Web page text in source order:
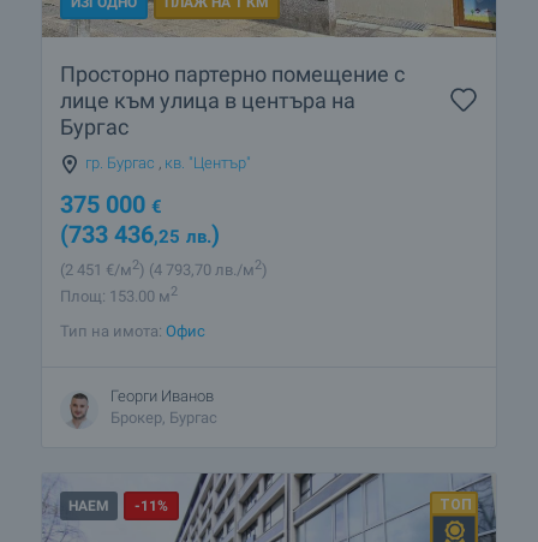
Просторно партерно помещение с
лице към улица в центъра на
Бургас
гр. Бургас , кв. "Център"
375 000 €
(733 436,25 лв.)
(2 451 €/м2) (4 793,70 лв./м2)
Площ: 153.00 м2
Тип на имота: Офис
Георги Иванов
Брокер, Бургас
НАЕМ -11%